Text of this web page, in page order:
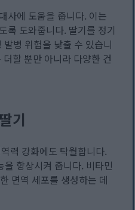
사에 도움을 줍니다. 이는
록 도와줍니다. 딸기를 정기
병 위험을 낮출 수 있습니
할 뿐만 아니라 다양한 건
기
력 강화에도 탁월합니다.
향상시켜 줍니다. 비타민
면역 세포를 생성하는 데